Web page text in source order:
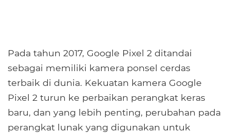
Pada tahun 2017, Google Pixel 2 ditandai
sebagai memiliki kamera ponsel cerdas
terbaik di dunia. Kekuatan kamera Google
Pixel 2 turun ke perbaikan perangkat keras
baru, dan yang lebih penting, perubahan pada
perangkat lunak yang digunakan untuk